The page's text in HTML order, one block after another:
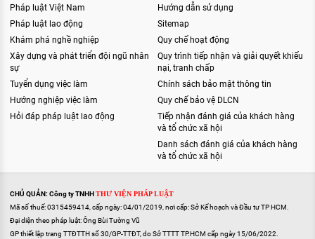
Pháp luật Việt Nam
Pháp luật lao động
Khám phá nghề nghiệp
Xây dựng và phát triển đội ngũ nhân
sự
Tuyển dụng việc làm
Hướng nghiệp việc làm
Hỏi đáp pháp luật lao động
Hướng dẫn sử dụng
Sitemap
Quy chế hoạt động
Quy trình tiếp nhận và giải quyết khiếu
nại, tranh chấp
Chính sách bảo mật thông tin
Quy chế bảo vệ DLCN
Tiếp nhận đánh giá của khách hàng
và tổ chức xã hội
Danh sách đánh giá của khách hàng
và tổ chức xã hội
CHỦ QUẢN: Công ty TNHHTHƯ VIỆN PHÁP LUẬT
Mã số thuế: 0315459414, cấp ngày: 04/01/2019, nơi cấp: Sở Kế hoạch và Đầu tư TP HCM.
Đại diện theo pháp luật: Ông Bùi Tường Vũ
GP thiết lập trang TTĐTTH số 30/GP-TTĐT, do Sở TTTT TP.HCM cấp ngày 15/06/2022.